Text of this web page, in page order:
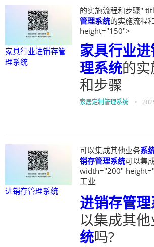
家具行业进销存管
理系统
的实施流程和步骤"
管理系统的实施流程
height="150">
家具行业
理系统的
和步骤
家居定制管理系统 •
进销存管理系统
可以集成其他业务系
销存管理系统可以集
width="200"
工业
进销存管
以集成其
统吗?